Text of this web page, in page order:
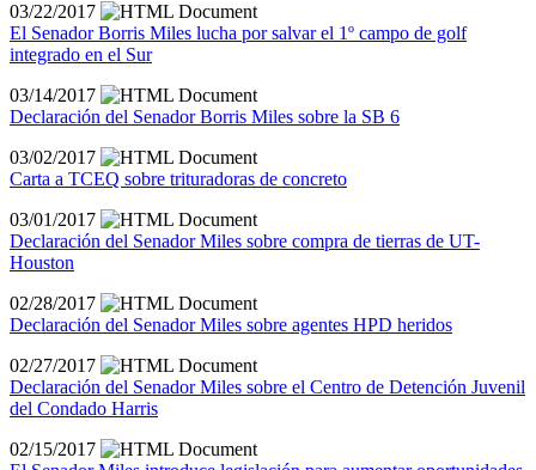
03/22/2017
El Senador Borris Miles lucha por salvar el 1º campo de golf
integrado en el Sur
03/14/2017
Declaración del Senador Borris Miles sobre la SB 6
03/02/2017
Carta a TCEQ sobre trituradoras de concreto
03/01/2017
Declaración del Senador Miles sobre compra de tierras de UT-
Houston
02/28/2017
Declaración del Senador Miles sobre agentes HPD heridos
02/27/2017
Declaración del Senador Miles sobre el Centro de Detención Juvenil
del Condado Harris
02/15/2017